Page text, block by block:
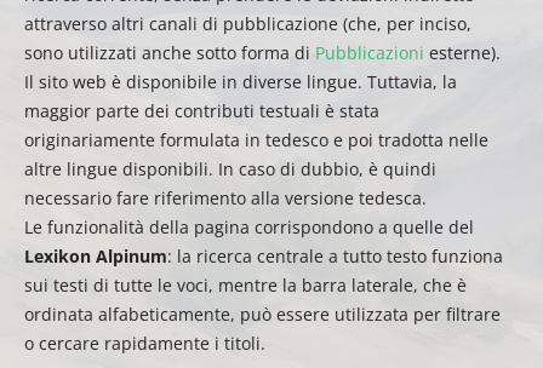
attraverso altri canali di pubblicazione (che, per inciso,
sono utilizzati anche sotto forma di Pubblicazioni esterne).
Il sito web è disponibile in diverse lingue. Tuttavia, la
maggior parte dei contributi testuali è stata
originariamente formulata in tedesco e poi tradotta nelle
altre lingue disponibili. In caso di dubbio, è quindi
necessario fare riferimento alla versione tedesca.
Le funzionalità della pagina corrispondono a quelle del
Lexikon Alpinum: la ricerca centrale a tutto testo funziona
sui testi di tutte le voci, mentre la barra laterale, che è
ordinata alfabeticamente, può essere utilizzata per filtrare
o cercare rapidamente i titoli.